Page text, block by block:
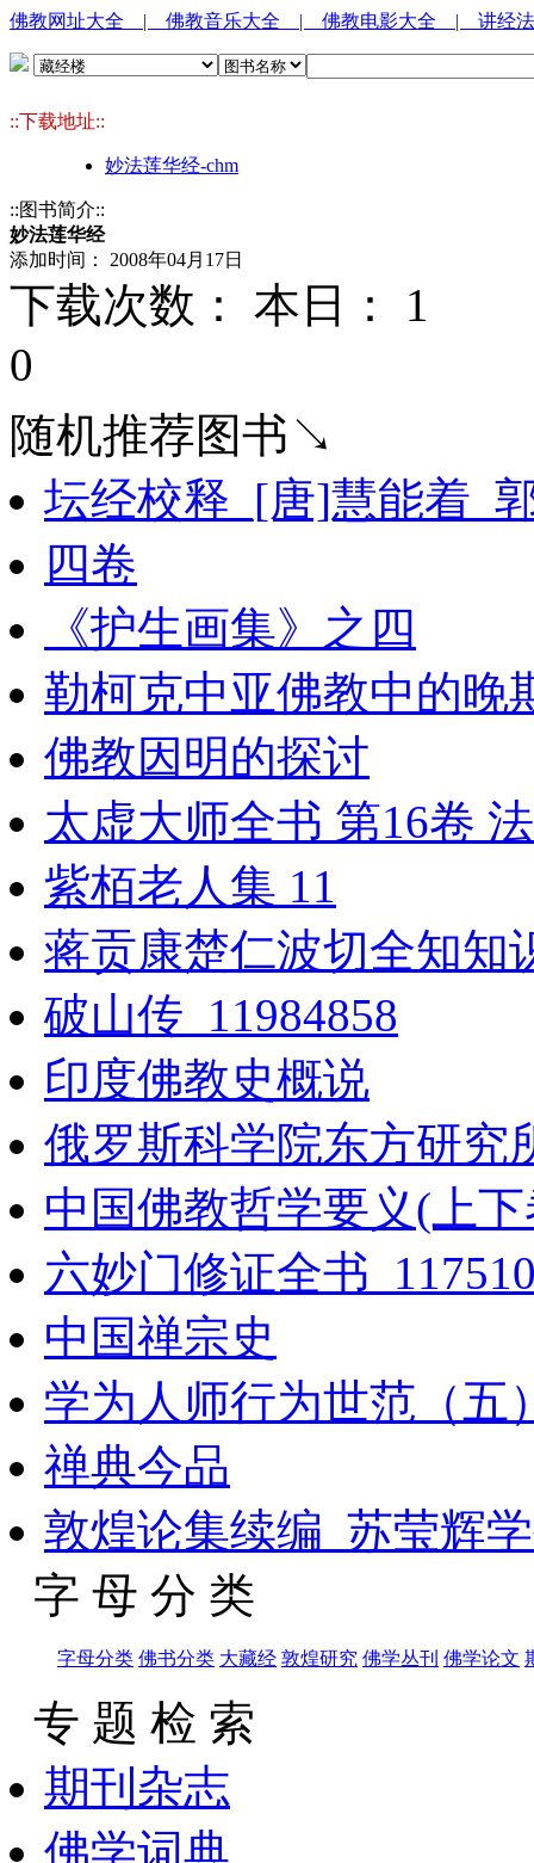
佛教网址大全 | 佛教音乐大全 | 佛教电影大全 | 讲经
::下载地址::
妙法莲华经-chm
::图书简介::
妙法莲华经
添加时间： 2008年04月17日
下载次数： 本日： 1
0
随机推荐图书↘
坛经校释_[唐]慧能着_
四卷
《护生画集》之四
勒柯克中亚佛教中的晚
佛教因明的探讨
太虚大师全书 第16卷
紫栢老人集 11
蒋贡康楚仁波切全知知
破山传_11984858
印度佛教史概说
俄罗斯科学院东方研
中国佛教哲学要义(上
六妙门修证全书
中国禅宗史
学为人师行为世范（五
禅典今品
敦煌论集续编_苏莹辉
字 母 分 类
字母分类 佛书分类 大藏经 敦煌研究 佛学丛刊 佛学论文
专 题 检 索
期刊杂志
佛学词典